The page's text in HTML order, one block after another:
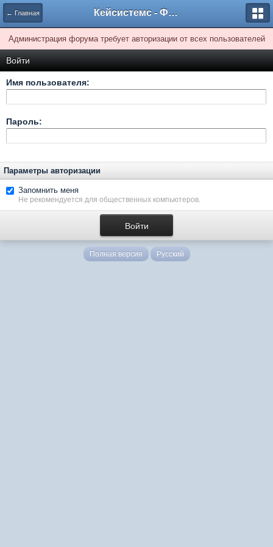
← Главная Кейсистемс - Форумы
Администрация форума требует авторизации от всех пользователей
Войти
Имя пользователя:
Пароль:
Параметры авторизации
Запомнить меня
Не рекомендуется для общественных компьютеров.
Полная версия Русский